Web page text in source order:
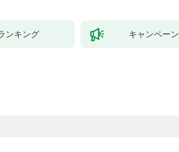
ンキング キャンペーン